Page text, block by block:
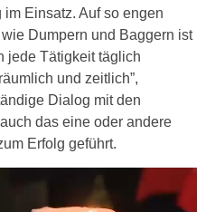
Einsatz. Auf so engen
Dumpern und Baggern ist
jede Tätigkeit täglich
und zeitlich”,
Dialog mit den
das eine oder andere
Erfolg geführt.